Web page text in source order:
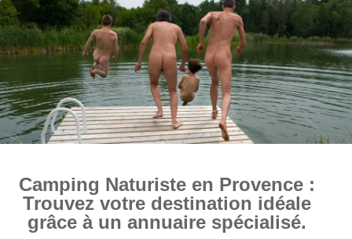
Camping Naturiste en Provence :
Trouvez votre destination idéale
grâce à un annuaire spécialisé.